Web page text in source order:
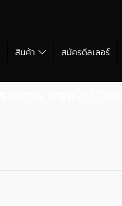
สินค้า สมัครดีลเลอร์